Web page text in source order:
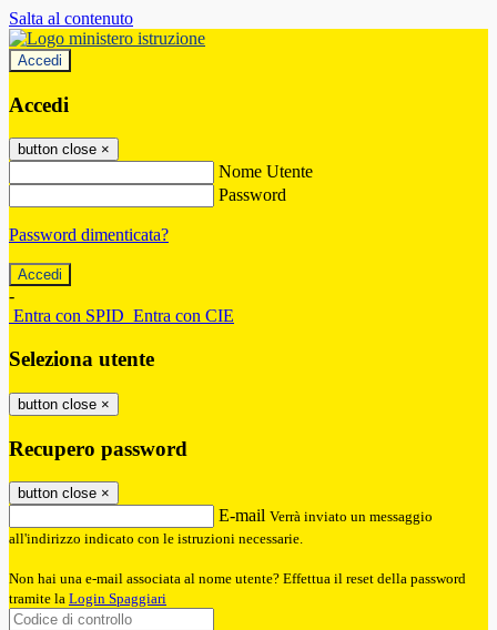
Salta al contenuto
Accedi
Accedi
button close ×
Nome Utente
Password
Password dimenticata?
-
Entra con SPID Entra con CIE
Seleziona utente
button close ×
Recupero password
button close ×
E-mail Verrà inviato un messaggio
all'indirizzo indicato con le istruzioni necessarie.
Non hai una e-mail associata al nome utente? Effettua il reset della password
tramite la Login Spaggiari